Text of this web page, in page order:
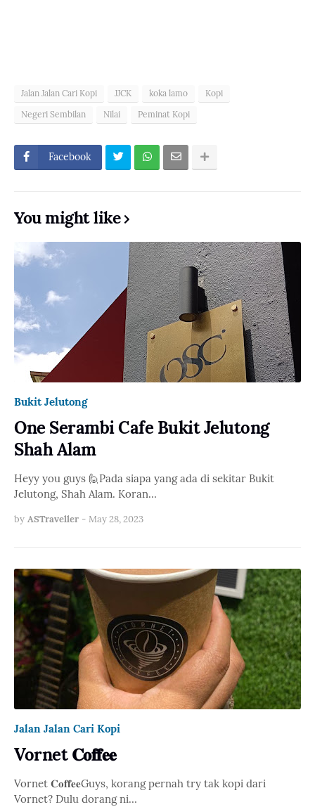
Jalan Jalan Cari Kopi JJCK koka lamo
Kopi
Negeri Sembilan
Nilai Peminat Kopi
Facebook
You might like
Bukit Jelutong
One Serambi Cafe Bukit Jelutong
Shah Alam
Heyy you guys 🙋Pada siapa yang ada di sekitar Bukit
Jelutong, Shah Alam. Koran…
by ASTraveller - May 28, 2023
Jalan Jalan Cari Kopi
Vornet 𝐂𝐨𝐟𝐟𝐞𝐞
Vornet 𝐂𝐨𝐟𝐟𝐞𝐞Guys, korang pernah try tak kopi dari
Vornet? Dulu dorang ni…